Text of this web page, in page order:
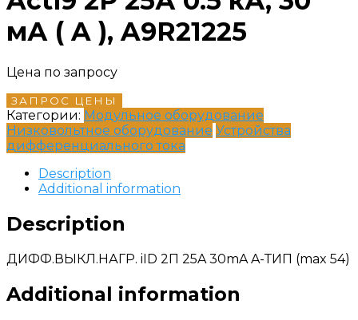
мА ( A ), A9R21225
Цена по запросу
ЗАПРОС ЦЕНЫ
Категории: Модульное оборудование
Низковольтное оборудование Устройства
дифференциального тока
Description
Additional information
Description
ДИФФ.ВЫКЛ.НАГР. iID 2П 25A 30mA A-ТИП (max 54)
Additional information